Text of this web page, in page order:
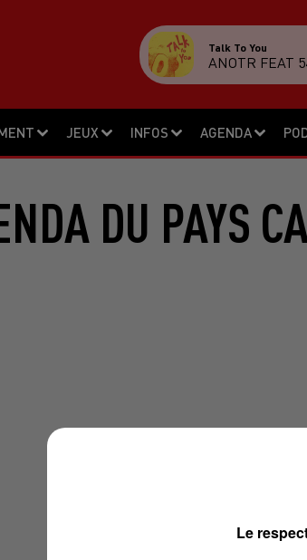
JEUX INFOS AGENDA
Talk To You
ANOTR FEAT
DU PAYS
Le